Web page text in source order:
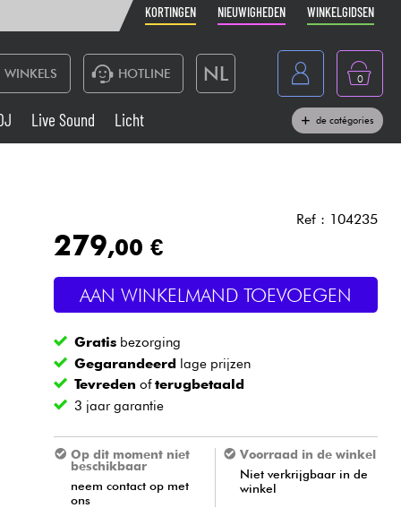
KORTINGEN NIEUWIGHEDEN WINKELGIDSEN
WINKELS HOTLINE NL
France
Belgique
Deutschland
0
Live Sound
Blaasinstrument
Kabels & toebehoren
Live Sound Licht de catégories
Ref : 104235
279,00 €
AAN WINKELMAND TOEVOEGEN
Gratis bezorging
Gegarandeerd lage prijzen
Tevreden ofterugbetaald
3 jaar garantie
Op dit moment niet
beschikbaar
neem contact op met
ons
Voorraad in de winkel
Niet verkrijgbaar in de
winkel